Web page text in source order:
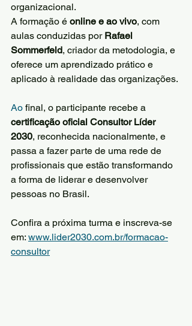
organizacional.
A formação é online e ao vivo, com
aulas conduzidas por Rafael
Sommerfeld, criador da metodologia, e
oferece um aprendizado prático e
aplicado à realidade das organizações.
Ao final, o participante recebe a
certificação oficial Consultor Líder
2030, reconhecida nacionalmente, e
passa a fazer parte de uma rede de
profissionais que estão transformando
a forma de liderar e desenvolver
pessoas no Brasil.
Confira a próxima turma e inscreva-se
em: www.lider2030.com.br/formacao-
consultor